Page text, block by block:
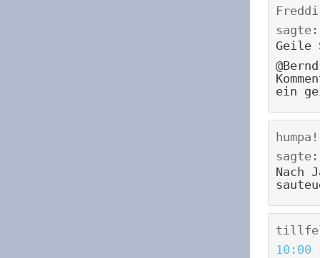
Freddi
sagte:
Geile
ein
humpa!
sagte:
Nach
10:00